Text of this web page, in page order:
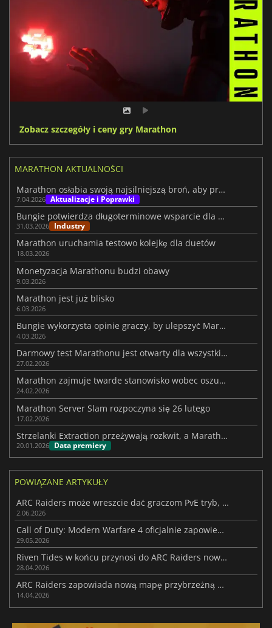
Zobacz szczegóły i ceny gry Marathon
MARATHON AKTUALNOŚCI
Marathon osłabia swoją najsilniejszą broń, aby przywrócić równowagę
7.04.2026 Aktualizacje i Poprawki
Bungie potwierdza długoterminowe wsparcie dla Marathonu
31.03.2026 Industry
Marathon uruchamia testowo kolejkę dla duetów
18.03.2026
Monetyzacja Marathonu budzi obawy
9.03.2026
Marathon jest już blisko
6.03.2026
Bungie wykorzysta opinie graczy, by ulepszyć Marathon
4.03.2026
Darmowy test Marathonu jest otwarty dla wszystkich graczy
27.02.2026
Marathon zajmuje twarde stanowisko wobec oszustów przed premierą
24.02.2026
Marathon Server Slam rozpoczyna się 26 lutego
17.02.2026
Strzelanki Extraction przeżywają rozkwit, a Marathon idzie na całość w PvP
20.01.2026 Data premiery
POWIĄZANE ARTYKUŁY
ARC Raiders może wreszcie dać graczom PvE tryb, którego pragną
2.06.2026
Call of Duty: Modern Warfare 4 oficjalnie zapowiedziane
29.05.2026
Riven Tides w końcu przynosi do ARC Raiders nową mapę
28.04.2026
ARC Raiders zapowiada nową mapę przybrzeżną w nadchodzącej aktualizacji
14.04.2026